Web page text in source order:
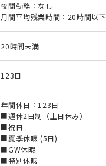
夜間勤務：なし
月間平均残業時間：20時間以下
20時間未満
123日
年間休日：123日
■週休2日制（土日休み）
■祝日
■夏季休暇 (5日)
■GW休暇
■特別休暇